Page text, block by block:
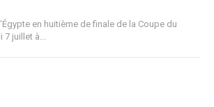
en huitième de finale de la Coupe du
7 juillet à...